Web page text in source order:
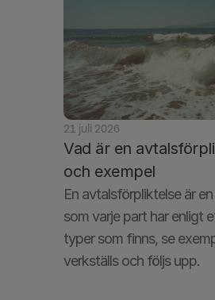
21 juli 2026
Vad är en
och exempel
En avtalsförpliktelse är
som varje part har enligt
typer som finns, se
verkställs och följs upp.